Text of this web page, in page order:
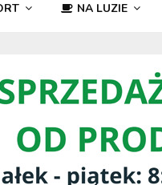
NA LUZIE